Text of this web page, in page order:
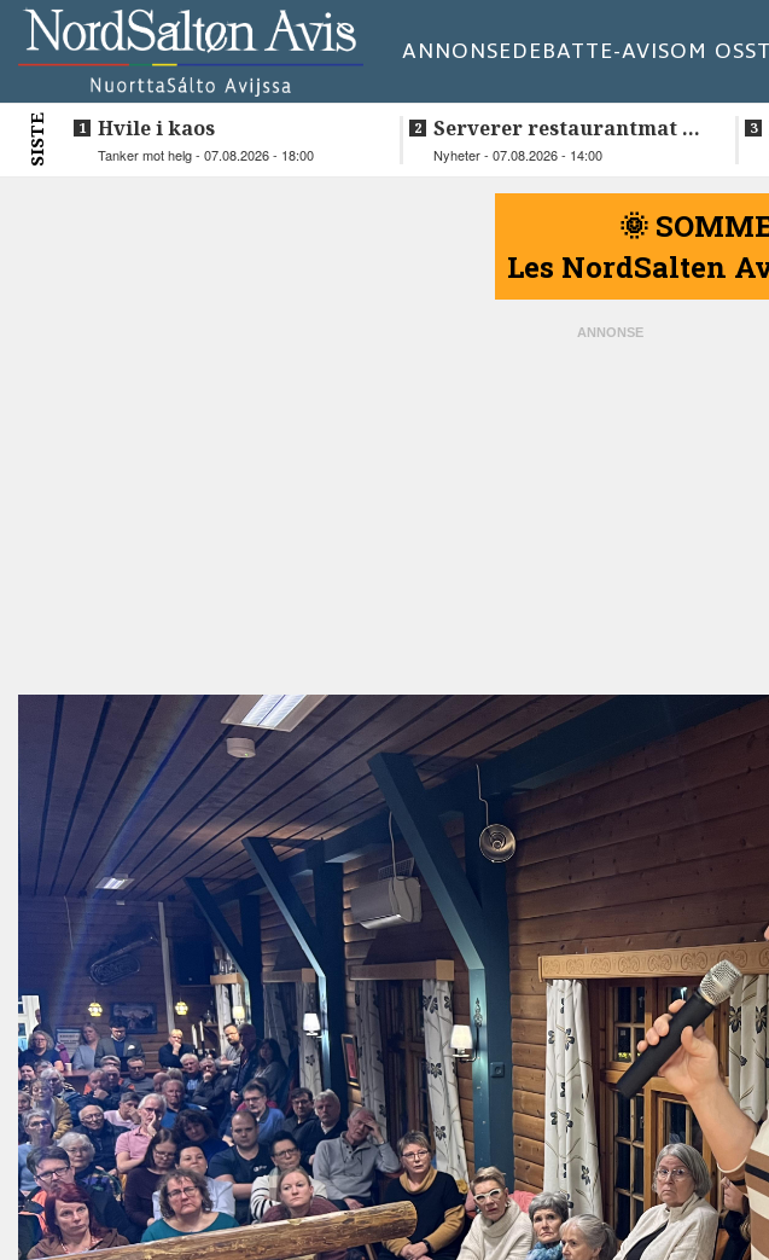
ANNONSEDEBATTE-AVISOM OSS
SISTE Hvile i kaos
Tanker mot helg - 07.08.2026 - 18:00
Serverer restaurantmat til
beboerne
Nyheter - 07.08.2026 - 14:00
🌞
Les NordSalten